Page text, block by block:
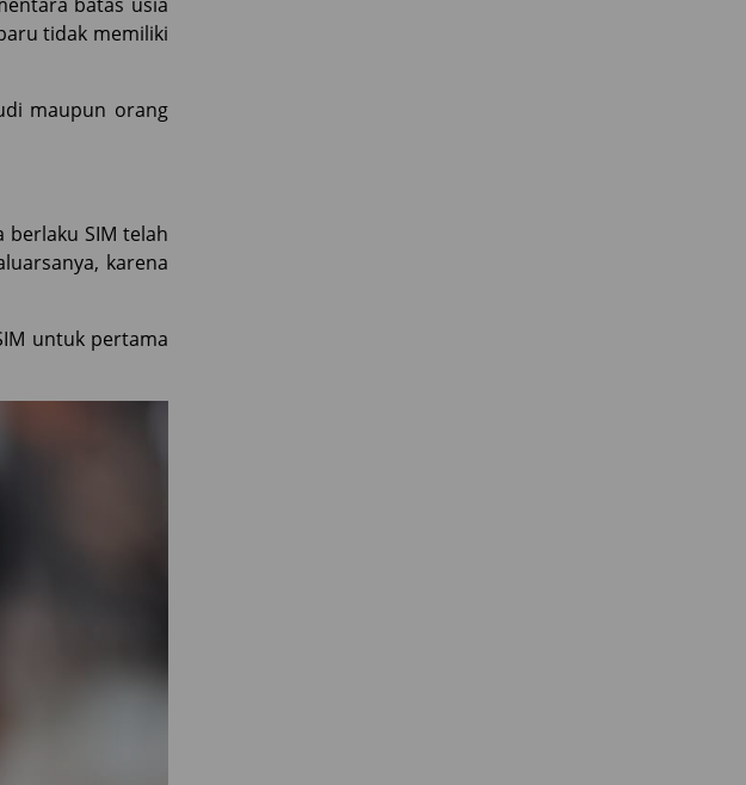
tidak memiliki
maupun orang
SIM telah
karena
untuk pertama